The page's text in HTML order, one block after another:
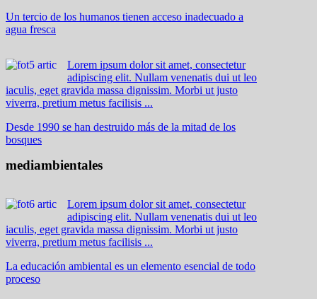
Un tercio de los humanos tienen acceso inadecuado a
agua fresca
Lorem ipsum dolor sit amet, consectetur
adipiscing elit. Nullam venenatis dui ut leo
iaculis, eget gravida massa dignissim. Morbi ut justo
viverra, pretium metus facilisis ...
Desde 1990 se han destruido más de la mitad de los
bosques
mediambientales
Lorem ipsum dolor sit amet, consectetur
adipiscing elit. Nullam venenatis dui ut leo
iaculis, eget gravida massa dignissim. Morbi ut justo
viverra, pretium metus facilisis ...
La educación ambiental es un elemento esencial de todo
proceso